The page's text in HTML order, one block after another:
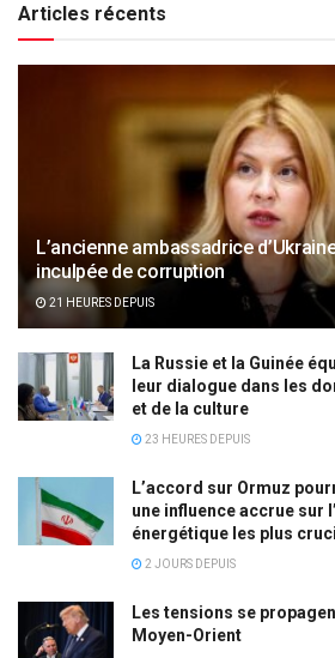
Articles récents
L’ancienne ambassadrice
inculpée de corruption
21 HEURES DEPUIS
La Russie et la Guinée
leur dialogue dans les
et de la culture
23 HEURES DEPUIS
L’accord sur Ormuz
une influence accrue sur
énergétique les plus
2 JOURS DEPUIS
Les tensions se
Moyen-Orient